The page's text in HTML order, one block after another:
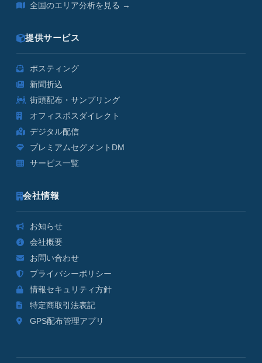
全国のエリア分析を見る →
提供サービス
ポスティング
新聞折込
街頭配布・サンプリング
オフィスポスダイレクト
デジタル配信
プレミアムセグメントDM
サービス一覧
会社情報
お知らせ
会社概要
お問い合わせ
プライバシーポリシー
情報セキュリティ方針
特定商取引法表記
GPS配布管理アプリ